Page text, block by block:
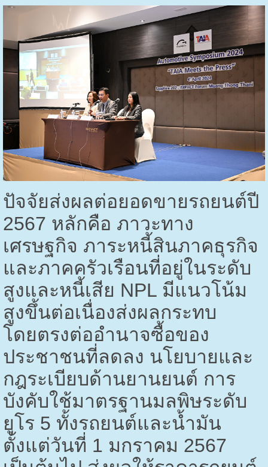
ปัจจัยส่งผลต่อยอดขายรถยนต์ปี
2567 หลักคือ ภาวะทาง
เศรษฐกิจ ภาระหนี้สินภาคธุรกิจ
และภาคครัวเรือนที่อยู่ในระดับ
สูงและหนี้เสีย NPL มีแนวโน้ม
สูงขึ้นต่อเนื่องส่งผลกระทบ
โดยตรงต่ออำนาจซื้อของ
ประชาชนที่ลดลง นโยบายและ
กฎระเบียบด้านยานยนต์ การ
บังคับใช้มาตรฐานมลพิษระดับ
ยูโร 5 ทั้งรถยนต์และน้ำมัน
ตั้งแต่วันที่ 1 มกราคม 2567